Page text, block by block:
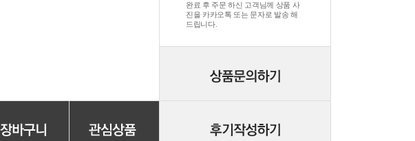
완료 후 주문 하신 고객님께 상품 사
진을 카카오톡 또는 문자로 발송 해
드립니다.